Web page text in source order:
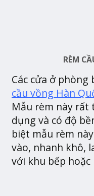
RÈM
Các cửa ở phòng
cầu vồng Hàn
Mẫu rèm này rất
dụng và có độ
biệt mẫu rèm
vào, nhanh khô,
với khu bếp